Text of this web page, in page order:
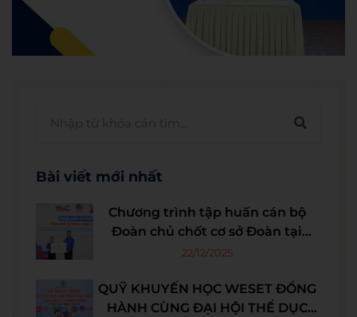
Bài viết mới nhất
Chương trình tập huấn cán bộ
Đoàn chủ chốt cơ sở Đoàn tại
doanh nghiệp ngoài khu vực Nhà
câu lạc bộ, đội, nhóm trong các
đơn vị khu vực công nhân lao
22/12/2025
QUỸ KHUYẾN HỌC WESET ĐỒNG
HÀNH CÙNG ĐẠI HỘI THỂ DỤC